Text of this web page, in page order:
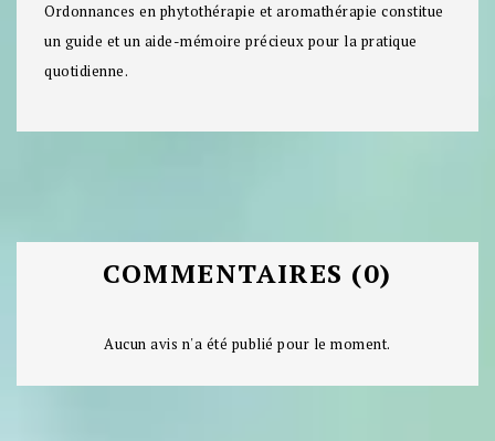
Ordonnances en phytothérapie et aromathérapie constitue
un guide et un aide-mémoire précieux pour la pratique
quotidienne.
COMMENTAIRES (0)
Aucun avis n'a été publié pour le moment.